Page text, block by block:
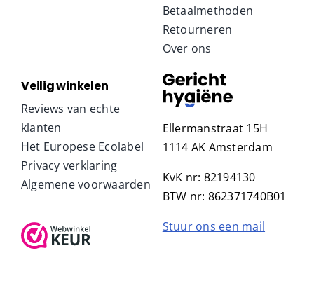
Betaalmethoden
Retourneren
Over ons
Veilig winkelen
Reviews van echte
klanten
Het Europese Ecolabel
Privacy verklaring
Algemene voorwaarden
Ellermanstraat 15H
1114 AK Amsterdam
KvK nr: 82194130
BTW nr: 862371740B01
Stuur ons een mail